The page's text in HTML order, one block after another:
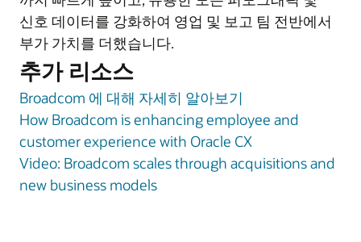
신호 데이터를 강화하여 영업 및 보고 팀 전반에서
부가 가치를 더했습니다.
추가 리소스
Broadcom 에 대해 자세히 알아보기
How Broadcom is enhancing employee and
customer experience with Oracle CX
Video: Broadcom scales through acquisitions and
new business models